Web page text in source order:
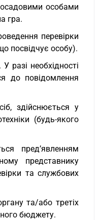
особами
гра.
перевірки
посвідчує особу).
разі необхідності
до повідомлення
здійснюється у
(будь-якого
пред’явленням
представнику
та службових
та/або третіх
бюджету.